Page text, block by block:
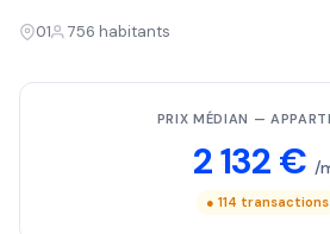
01 756 habitants
PRIX MÉDIAN —
2 132 € /
● 114 transactions